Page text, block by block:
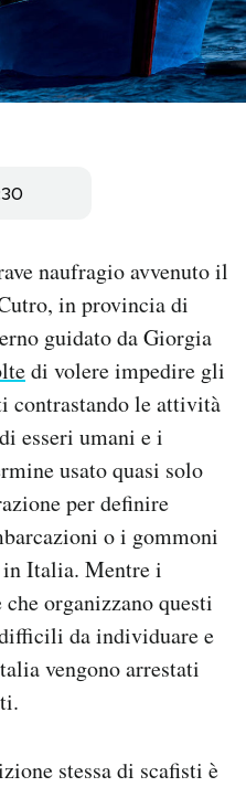
naufragio avvenuto il
in provincia di
guidato da Giorgia
di volere impedire gli
contrastando le attività
esseri umani e i
usato quasi solo
per definire
o i gommoni
Italia. Mentre i
organizzano questi
da individuare e
vengono arrestati
stessa di scafisti è